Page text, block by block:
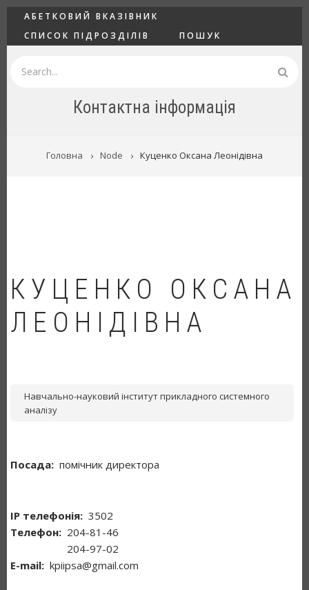
Перейти
основного
ГОЛОВНЕ
АБЕТКОВИЙ ВКАЗІВНИК
СПИСОК ПІДРОЗДІЛІВ
ПОШУК
Контактна інформація
РЯДОК
Головна Node Куценко Оксана Леонідівна
КУЦЕНКО ОКСАНА
ЛЕОНІДІВНА
Навчально-науковий інститут прикладного системного
аналізу
Посада помічник директора
ІР телефонія 3502
Телефон
204-81-46
204-97-02
Е-mail kpiipsa@gmail.com